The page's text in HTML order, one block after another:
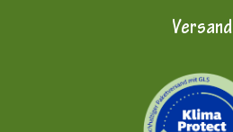
Versand